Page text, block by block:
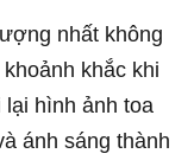
nhất không
khắc khi
lại hình ảnh toa
ánh sáng thành